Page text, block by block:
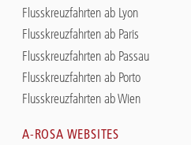
Flusskreuzfahrten ab Lyon
Flusskreuzfahrten ab Paris
Flusskreuzfahrten ab Passau
Flusskreuzfahrten ab Porto
Flusskreuzfahrten ab Wien
A-ROSA WEBSITES